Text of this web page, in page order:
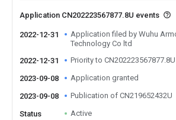
Application CN202223567877.8U events
2022-12-31
Application filed by Wuhu
Technology Co ltd
2022-12-31
Priority to CN202223567877.8U
2023-09-08 Application granted
2023-09-08 Publication of CN219652432U
Status Active